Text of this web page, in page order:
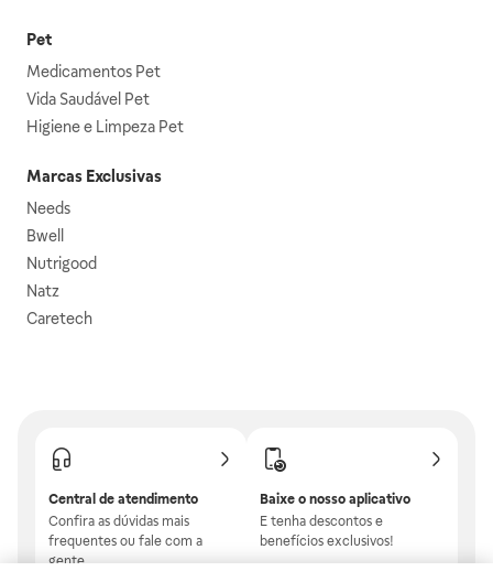
Pet
Medicamentos Pet
Vida Saudável Pet
Higiene e Limpeza Pet
Marcas Exclusivas
Needs
Bwell
Nutrigood
Natz
Caretech
Central de atendimento
Confira as dúvidas mais
frequentes ou fale com a
gente.
Baixe o nosso aplicativo
E tenha descontos e
benefícios exclusivos!